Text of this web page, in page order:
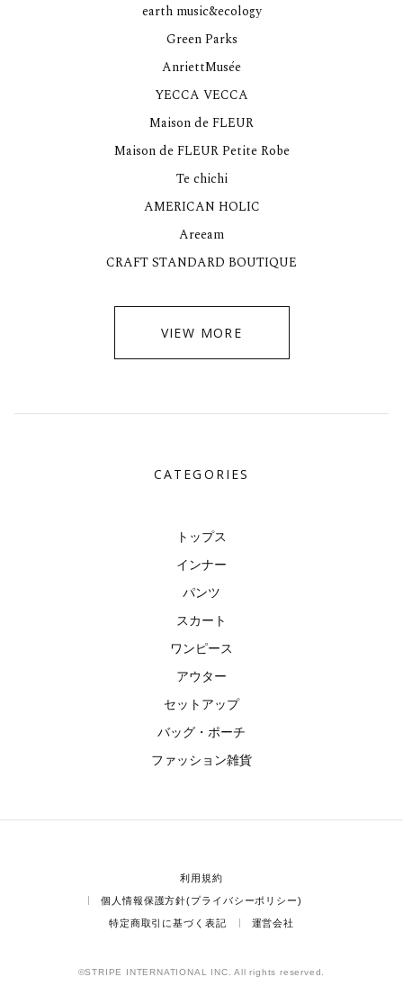
earth music&ecology
Green Parks
AnriettMusée
YECCA VECCA
Maison de FLEUR
Maison de FLEUR Petite Robe
Te chichi
AMERICAN HOLIC
Areeam
CRAFT STANDARD BOUTIQUE
VIEW MORE
CATEGORIES
トップス
インナー
パンツ
スカート
ワンピース
アウター
セットアップ
バッグ・ポーチ
ファッション雑貨
利用規約
個人情報保護方針(プライバシーポリシー)
特定商取引に基づく表記 運営会社
©STRIPE INTERNATIONAL INC. All rights reserved.